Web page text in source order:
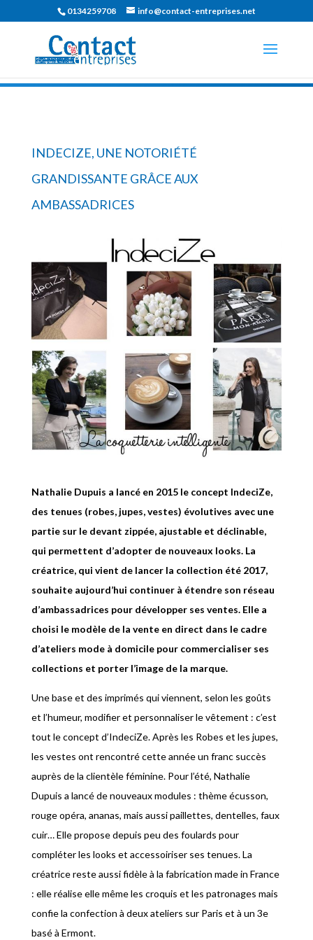
0134259708 info@contact-entreprises.net
INDECIZE, UNE NOTORIÉTÉ
GRANDISSANTE GRÂCE AUX
AMBASSADRICES
Nathalie Dupuis a lancé en 2015 le concept IndeciZe,
des tenues (robes, jupes, vestes) évolutives avec une
partie sur le devant zippée, ajustable et déclinable,
qui permettent d’adopter de nouveaux looks. La
créatrice, qui vient de lancer la collection été 2017,
souhaite aujourd’hui continuer à étendre son réseau
d’ambassadrices pour développer ses ventes. Elle a
choisi le modèle de la vente en direct dans le cadre
d’ateliers mode à domicile pour commercialiser ses
collections et porter l’image de la marque.
Une base et des imprimés qui viennent, selon les goûts
et l’humeur, modifier et personnaliser le vêtement : c’est
tout le concept d’IndeciZe. Après les Robes et les jupes,
les vestes ont rencontré cette année un franc succès
auprès de la clientèle féminine. Pour l’été, Nathalie
Dupuis a lancé de nouveaux modules : thème écusson,
rouge opéra, ananas, mais aussi paillettes, dentelles, faux
cuir… Elle propose depuis peu des foulards pour
compléter les looks et accessoiriser ses tenues. La
créatrice reste aussi fidèle à la fabrication made in France
: elle réalise elle même les croquis et les patronages mais
confie la confection à deux ateliers sur Paris et à un 3e
basé à Ermont.